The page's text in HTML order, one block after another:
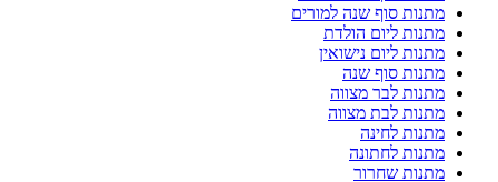
מתנות סוף שנה למורים
מתנות ליום הולדת
מתנות ליום נישואין
מתנות סוף שנה
מתנות לבר מצווה
מתנות לבת מצווה
מתנות לחינה
מתנות לחתונה
מתנות שחרור